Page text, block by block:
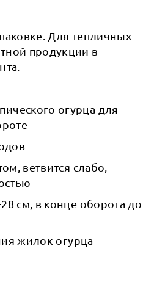
Для тепличных
продукции в
огурца для
ветвится слабо,
см, в конце оборота до
жилок огурца